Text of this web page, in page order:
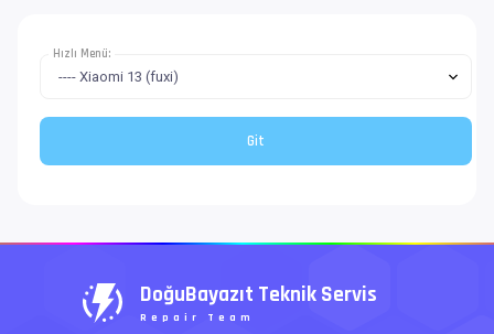
Hızlı Menü:
DoğuBayazıt Teknik Servis
Repair Team